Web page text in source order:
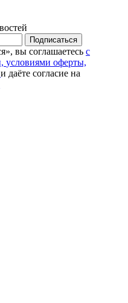
Подписаться
вы соглашаетесь с
условиями оферты,
и даёте согласие на